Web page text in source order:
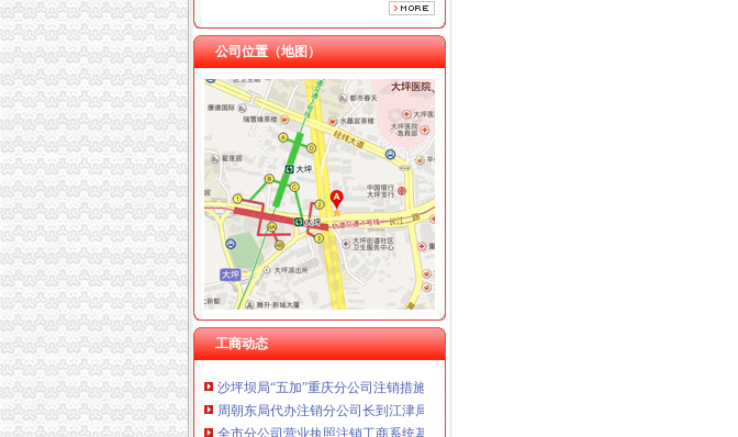
重庆信同广告有限公司 渝沙50万 （工商注册）
重庆三虹房地产营销策划有限公司
重庆宝鹰汽车销售有限公司
公司位置（地图）
工商动态
工商动态
全市代理注销分公司区县局信用信息化岗位大练抽考和竞赛正式开考
高新区局围绕“三项重点工作、两项突破工作”代办注销分公司谋划2007年工作
梁平局重庆注销税务规范案件处罚决定书
国家工商总局市重庆注销税务场司领导到观音桥农贸市场视察工作
梁平局以“五个结合”贯彻温总理的重庆分公司注销批示
万州局重庆分公司注销全力服务地方经济
全市重庆注销分公司工商系统推出广告等级长效监管措施
周朝东局代办注销分公司长到江津局调研工作
全市分公司营业执照注销工商系统基层建设和人才工作取得显著成绩